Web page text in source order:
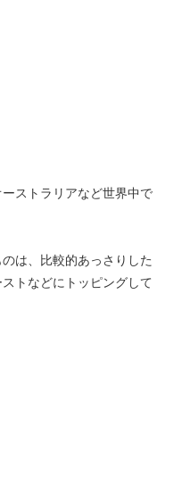
ストラリアなど世界中で
は、比較的あっさりした
トなどにトッピングして